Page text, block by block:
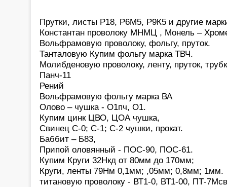
Прутки, листы Р18, Р6М5, Р9К5 и другие
Константан проволоку МНМЦ , Монель –
Вольфрамовую проволоку, фольгу, пруток.
Танталовую Купим фольгу марка ТВЧ.
Молибденовую проволоку, ленту, пруток,
Панч-11
Рений
Вольфрамовую фольгу марка ВА
Олово – чушка - О1пч, О1.
Купим цинк ЦВО, ЦОА чушка,
Свинец С-0; С-1; С-2 чушки, прокат.
Баббит – Б83,
Припой оловянный - ПОС-90, ПОС-61.
Купим Круги 32Нкд от 80мм до 170мм;
Круги, ленты 79Нм 0,1мм; ,05мм; 0,8мм; 1мм.
титановую проволоку - ВТ1-0, ВТ1-00, ПТ-